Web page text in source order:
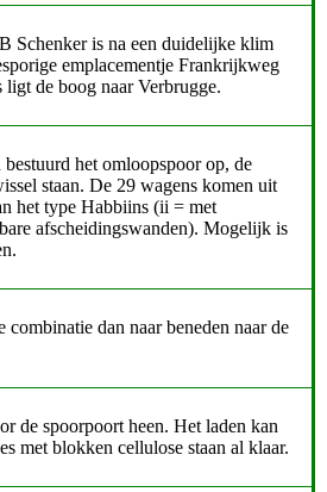
Schenker is na een duidelijke klim
emplacementje Frankrijkweg
de boog naar Verbrugge.
het omloopspoor op, de
staan. De 29 wagens komen uit
het type Habbiins (ii = met
afscheidingswanden). Mogelijk is
dan naar beneden naar de
de spoorpoort heen. Het laden kan
met blokken cellulose staan al klaar.